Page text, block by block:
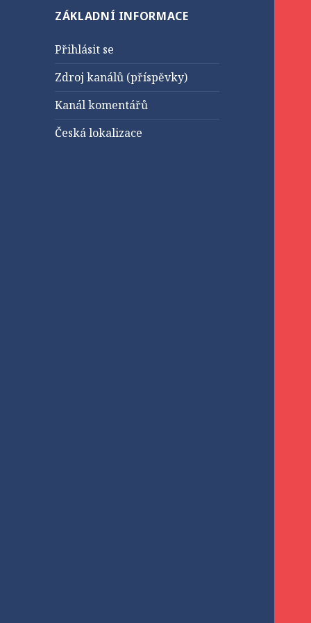
ZÁKLADNÍ INFORMACE
Přihlásit se
Zdroj kanálů (příspěvky)
Kanál komentářů
Česká lokalizace